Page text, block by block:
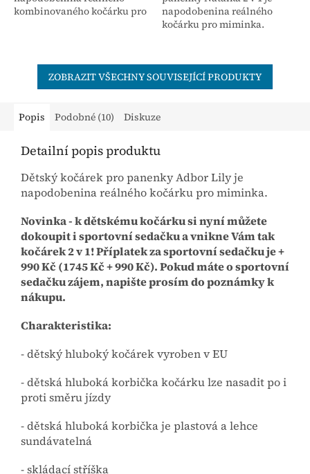
kombinovaného kočárku pro
tento...
napodobenina reálného
kočárku pro miminka.
obsahuje retro kola.
Vyjmutím tašky...
ZOBRAZIT VŠECHNY SOUVISEJÍCÍ PRODUKTY
Popis Podobné (10) Diskuze
Detailní popis produktu
Dětský kočárek pro panenky Adbor Lily je
napodobenina reálného kočárku pro miminka.
Novinka - k dětskému kočárku si nyní můžete
dokoupit i sportovní sedačku a vnikne Vám tak
kočárek 2 v 1! Příplatek za sportovní sedačku je +
990 Kč (1745 Kč + 990 Kč). Pokud máte o sportovní
sedačku zájem, napište prosím do poznámky k
nákupu.
Charakteristika:
- dětský hluboký kočárek vyroben v EU
- dětská hluboká korbička kočárku lze nasadit po i
proti směru jízdy
- dětská hluboká korbička je plastová a lehce
sundávatelná
- skládací stříška